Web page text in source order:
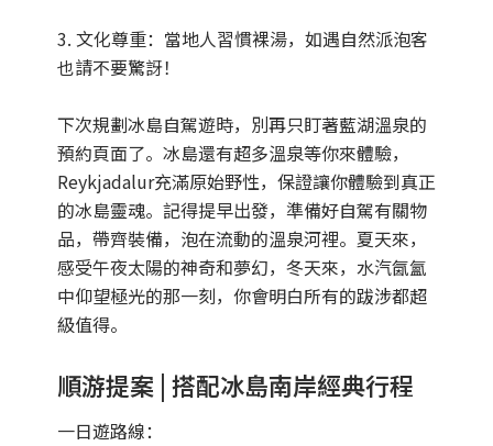
3. 文化尊重：當地人習慣裸湯，如遇自然派泡客
也請不要驚訝！
下次規劃冰島自駕遊時，別再只盯著藍湖溫泉的
預約頁面了。冰島還有超多溫泉等你來體驗，
Reykjadalur充滿原始野性，保證讓你體驗到真正
的冰島靈魂。記得提早出發，準備好自駕有關物
品，帶齊裝備，泡在流動的溫泉河裡。夏天來，
感受午夜太陽的神奇和夢幻，冬天來，水汽氤氳
中仰望極光的那一刻，你會明白所有的跋涉都超
級值得。
順游提案 | 搭配冰島南岸經典行程
一日遊路線：